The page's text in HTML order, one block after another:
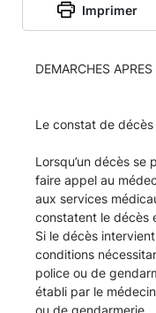
cas
de
décès
-
des
Hauts
DEMARCHES
Le constat de décès
Lorsqu’un décès
faire appel au
aux services
constatent le décès
Si le décès
conditions
police ou de
établi par le
ou de gendarmerie.
Imprimer